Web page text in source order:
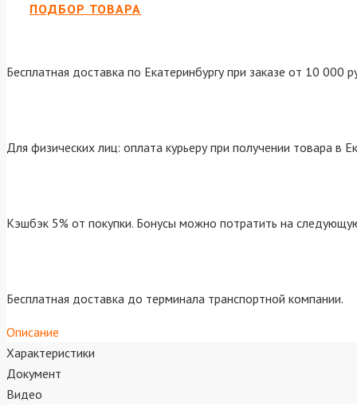
ПОДБОР ТОВАРА
Бесплатная доставка по Екатеринбургу при заказе от 10 000
Для физических лиц: оплата курьеру при получении товара в
Кэшбэк 5% от покупки. Бонусы можно потратить на
Бесплатная доставка до терминала транспортной компании.
Описание
Характеристики
Документ
Видео